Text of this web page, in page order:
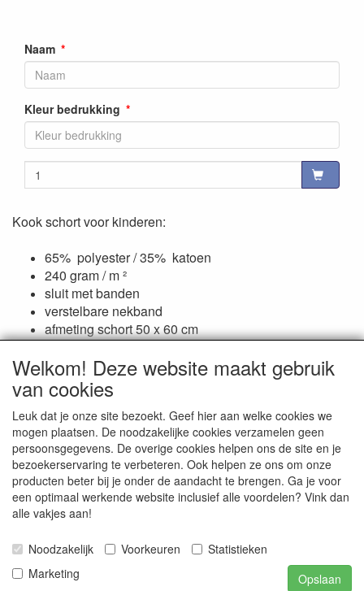
Naam
Kleur bedrukking
Kook schort voor kinderen:
65% polyester / 35% katoen
240 gram / m ²
sluit met banden
verstelbare nekband
afmeting schort 50 x 60 cm
wasbaar tot 60°C
Reviews
Er zijn geen reviews beschikbaar in de huidige taal
Schrijf een review
0518-403413 / E-mail info@smitseonline.nl / webwinkel
www.smitseonline.nl / K.v.k. Leeuwarden nr. 01122450 / Bank
NL41RABO 0138682933 / BIC nr. RABONL2U
Welkom! Deze website maakt gebruik
van cookies
Leuk dat je onze site bezoekt. Geef hier aan welke cookies we
mogen plaatsen. De noodzakelijke cookies verzamelen geen
persoonsgegevens. De overige cookies helpen ons de site en je
bezoekerservaring te verbeteren. Ook helpen ze ons om onze
producten beter bij je onder de aandacht te brengen. Ga je voor
een optimaal werkende website inclusief alle voordelen? Vink dan
alle vakjes aan!
Noodzakelijk Voorkeuren
Statistieken
Marketing
Opslaan